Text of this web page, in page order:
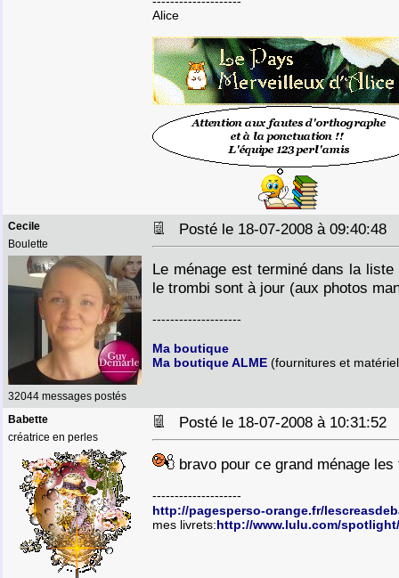
Alice
Cecile
Boulette
32044 messages postés
Posté le 18-07-2008 à 09:40:48
Le ménage est terminé dans la
le trombi sont à jour (aux photos
--------------------
Ma boutique
Ma boutique ALME (fournitures et
Babette
créatrice en perles
Posté le 18-07-2008 à 10:31:52
bravo pour ce grand ménage
--------------------
http://pagesperso-orange.fr/
mes livrets:http://www.lulu.com/